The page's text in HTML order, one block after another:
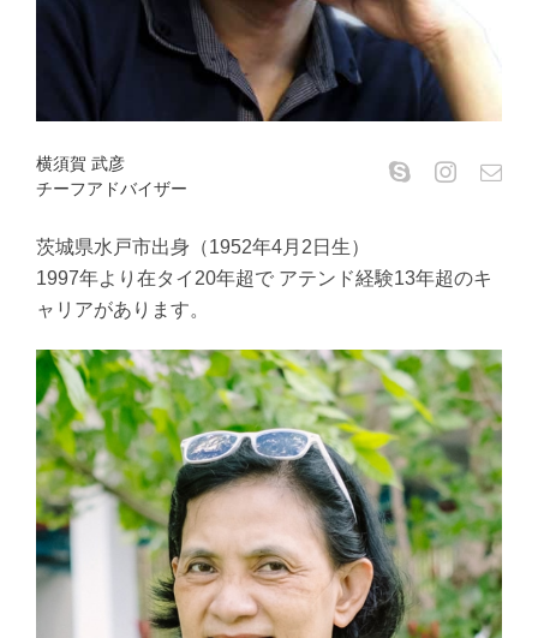
横須賀 武彦
チーフアドバイザー
茨城県水戸市出身（1952年4月2日生）
1997年より在タイ20年超で アテンド経験13年超のキ
ャリアがあります。